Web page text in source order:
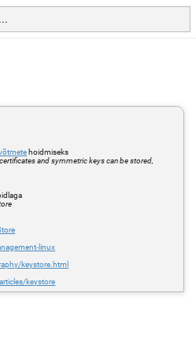
hoidmiseks
and symmetric keys can be stored,
linux
keystore.html
keystore